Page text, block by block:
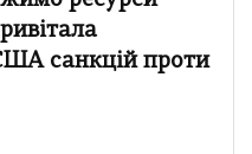
санкцій проти